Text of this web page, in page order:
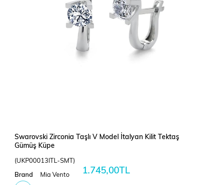
Swarovski Zirconia Taşlı V Model İtalyan Kilit Tektaş
Gümüş Küpe
(UKP00013ITL-SMT)
Brand Mia Vento 1.745,00TL